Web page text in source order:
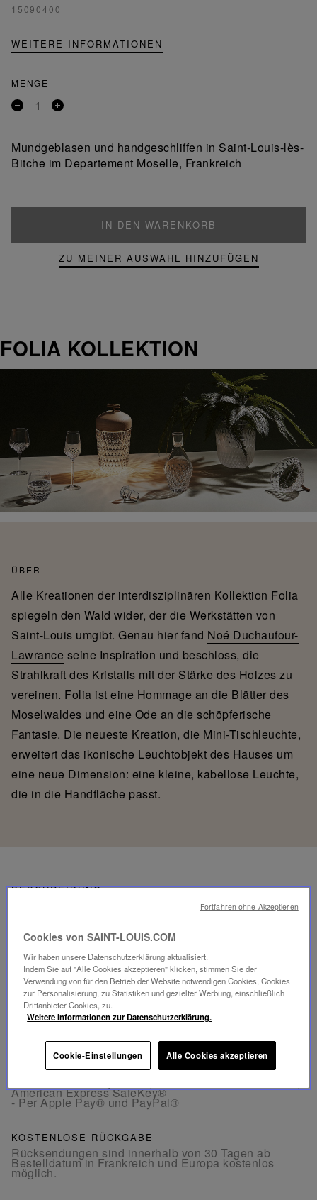
15090400
WEITERE INFORMATIONEN
MENGE
Entfernen
Produkt
Ein
Mundgeblasen und handgeschliffen in Saint-Louis-lès-
Bitche im Departement Moselle, Frankreich
IN DEN WARENKORB
ZU MEINER AUSWAHL HINZUFÜGEN
FOLIA KOLLEKTION
ÜBER
Alle Kreationen der interdisziplinären Kollektion Folia
spiegeln den Wald wider, der die Werkstätten von
Saint-Louis umgibt. Genau hier fand Noé Duchaufour-
Lawrance seine Inspiration und beschloss, die
Strahlkraft des Kristalls mit der Stärke des Holzes zu
vereinen. Folia ist eine Hommage an die Blätter des
Moselwaldes und eine Ode an die schöpferische
Fantasie. Die neueste Kreation, die Mini-Tischleuchte,
erweitert das ikonische Leuchtobjekt des Hauses um
eine neue Dimension: eine kleine, kabellose Leuchte,
die in die Handfläche passt.
BESCHREIBUNG
INFORMATIONEN
ABMESSUNGEN
- Per Karte: Visa®, MasterCard®, American Express®
- Authentifizierte und gesicherte Kartenzahlung mit 3D
American Express SafeKey®
- Per Apple Pay® und PayPal®
KOSTENLOSE RÜCKGABE
Rücksendungen sind innerhalb von 30 Tagen ab
Bestelldatum in Frankreich und Europa kostenlos
möglich.
Cookies von SAINT-LOUIS.COM
Wir haben unsere Datenschutzerklärung aktualisiert.
Indem Sie auf "Alle Cookies akzeptieren" klicken, stimmen Sie der
Verwendung von für den Betrieb der Website notwendigen Cookies, Cookies
zur Personalisierung, zu Statistiken und gezielter Werbung, einschließlich
Drittanbieter-Cookies, zu.
Weitere Informationen zur Datenschutzerklärung.
Cookie-Einstellungen Alle Cookies akzeptieren
Fortfahren ohne Akzeptieren